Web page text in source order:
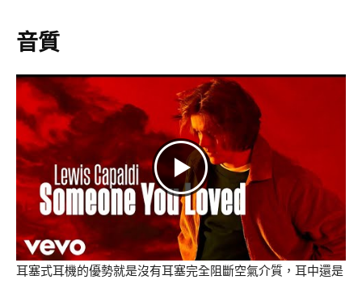
音質
耳塞式耳機的優勢就是沒有耳塞完全阻斷空氣介質，耳中還是